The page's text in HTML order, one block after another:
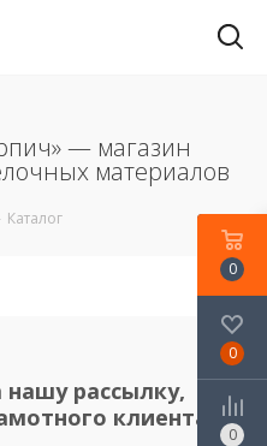
— магазин
материалов
Каталог
рассылку,
клиента!
0
0
0